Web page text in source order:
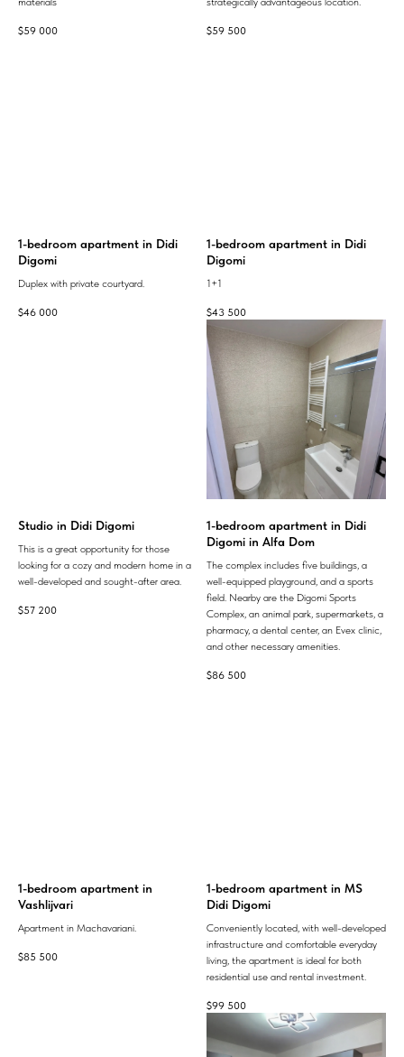
$59 000 $59 500
1-bedroom apartment in Didi
Digomi
Duplex with private courtyard.
$46 000
1-bedroom apartment in Didi
Digomi
1+1
$43 500
Studio in Didi Digomi
This is a great opportunity for those
looking for a cozy and modern home in a
well-developed and sought-after area.
$57 200
1-bedroom apartment in Didi
Digomi in Alfa Dom
The complex includes five buildings, a
well-equipped playground, and a sports
field. Nearby are the Digomi Sports
Complex, an animal park, supermarkets, a
pharmacy, a dental center, an Evex clinic,
and other necessary amenities.
$86 500
1-bedroom apartment in
Vashlijvari
Apartment in Machavariani.
$85 500
1-bedroom apartment in MS
Didi Digomi
Conveniently located, with well-developed
infrastructure and comfortable everyday
living, the apartment is ideal for both
residential use and rental investment.
$99 500